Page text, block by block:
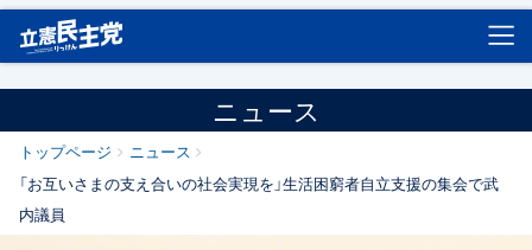
ニュース
トップページ
ニュース
「お互いさまの支え合いの社会実現を」生活困窮者自立支援の集会で武
内議員